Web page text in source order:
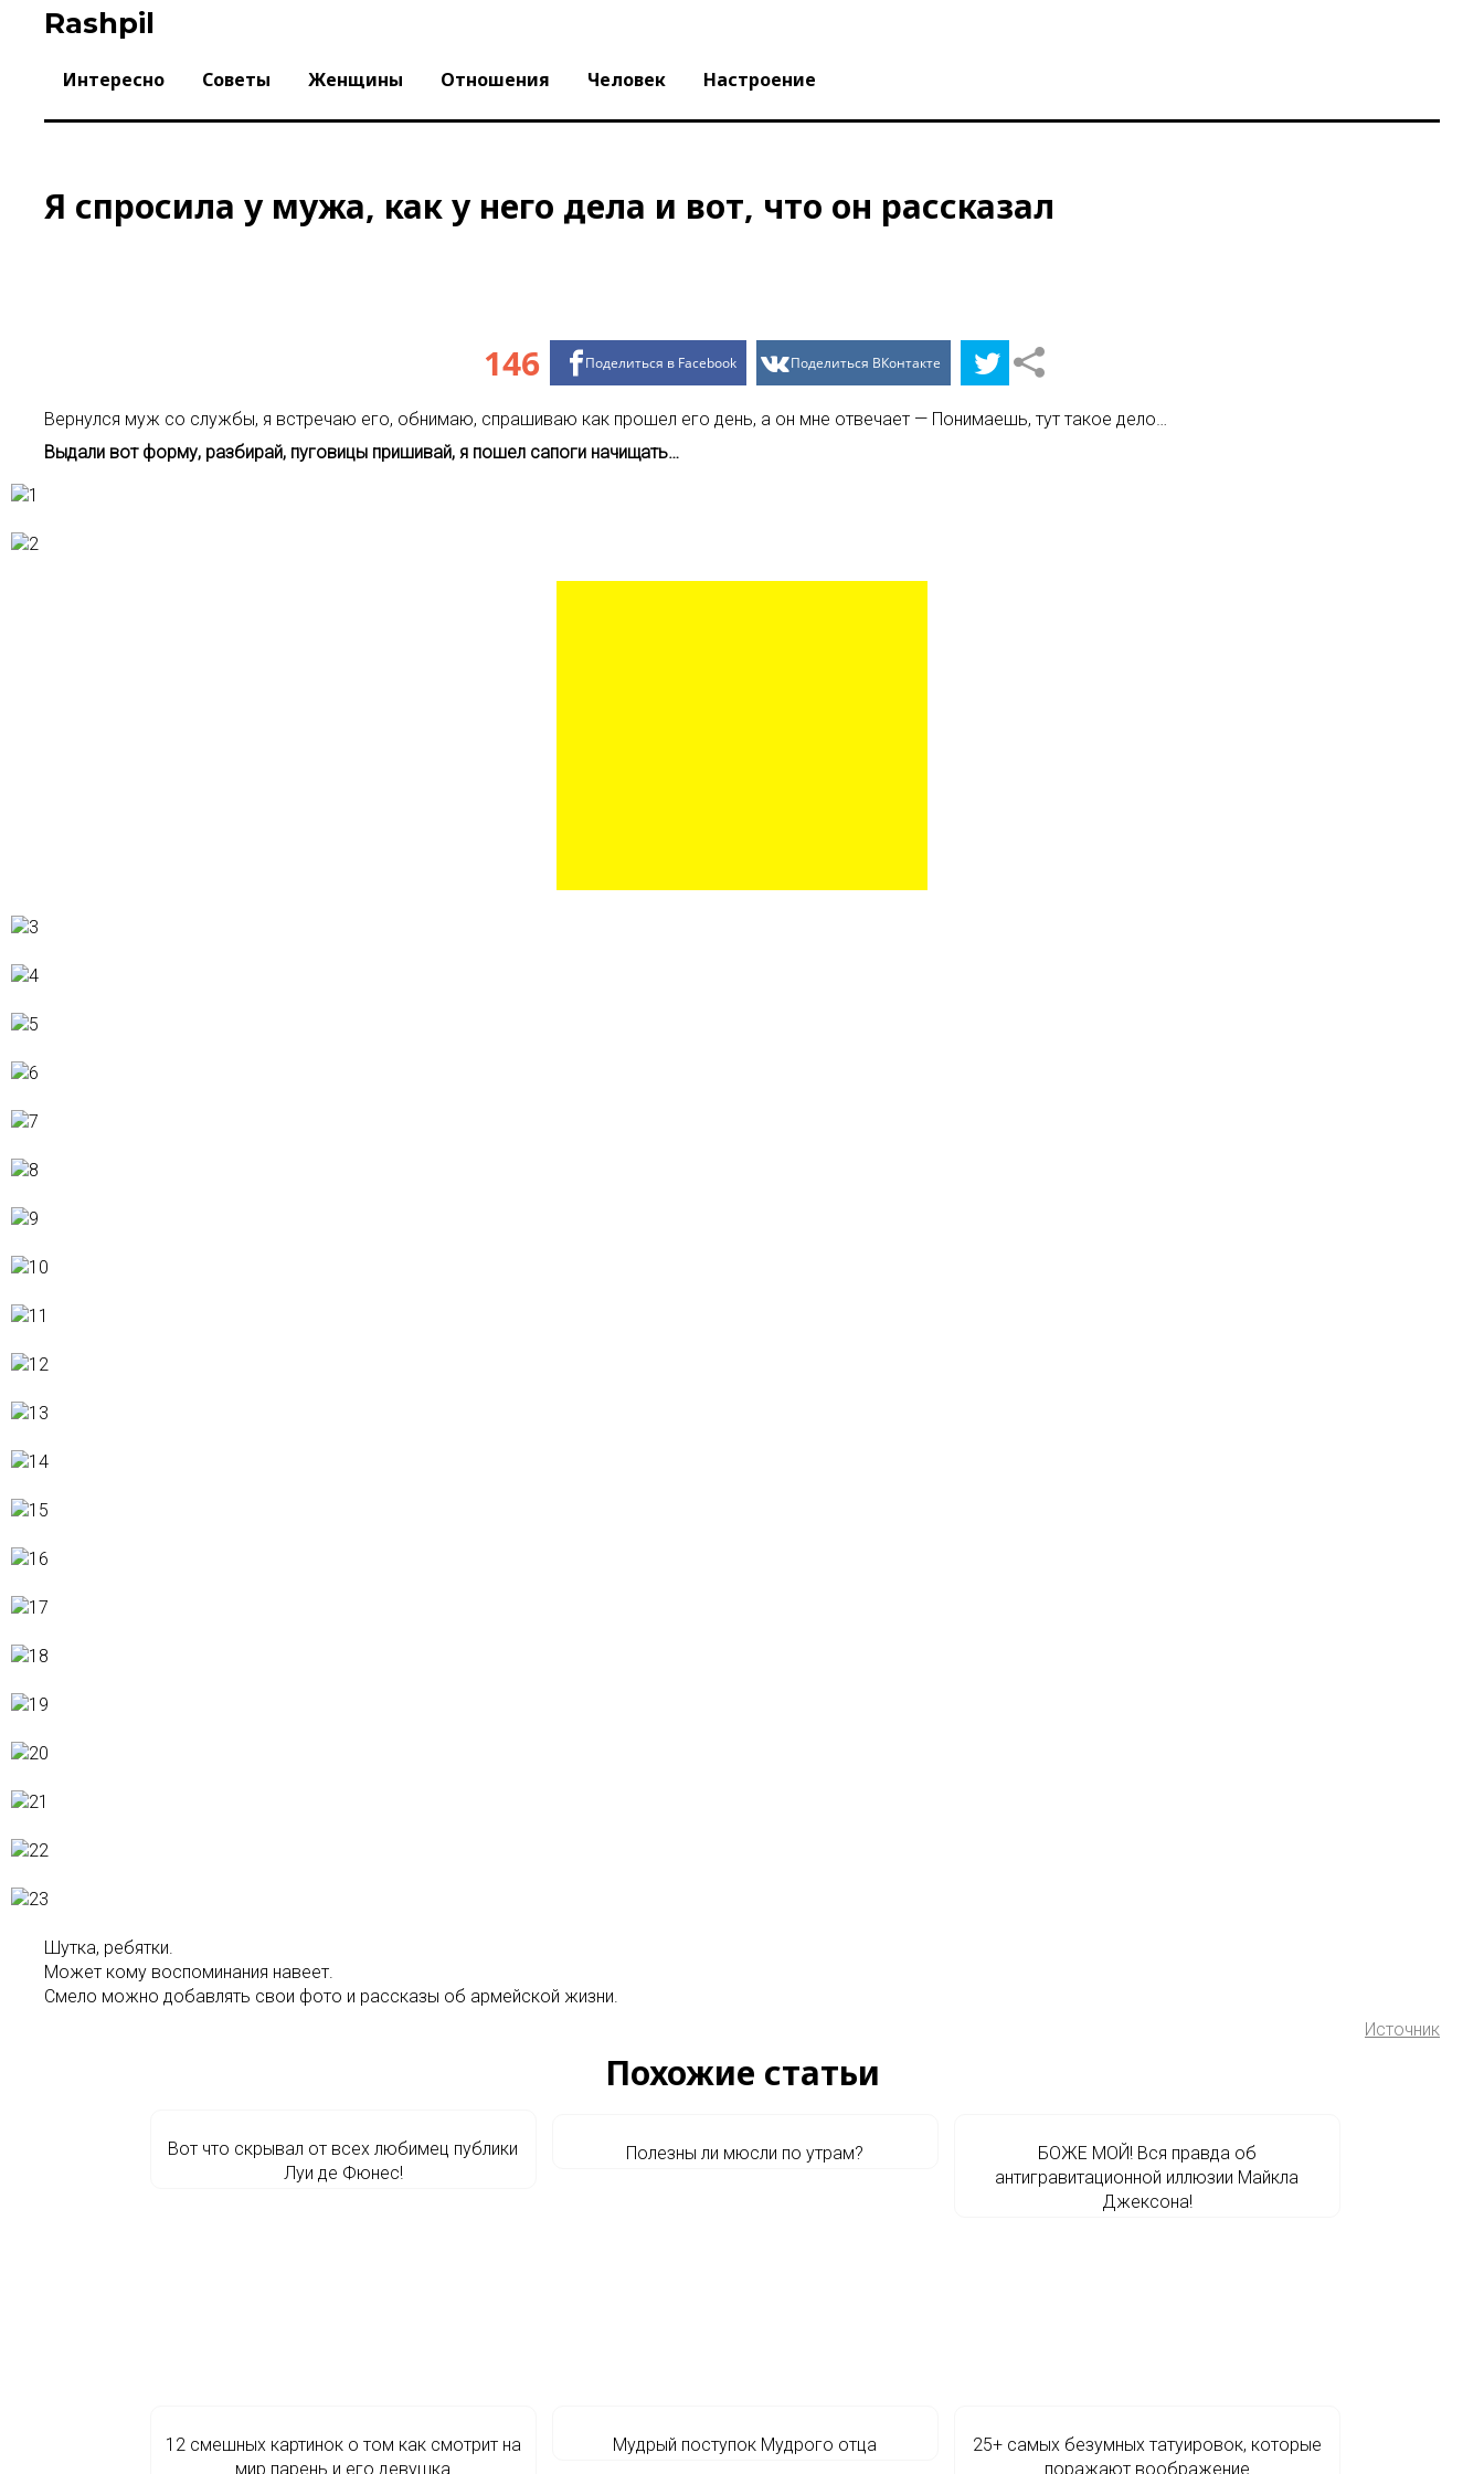
Rashpil
Интересно Советы Женщины Отношения Человек Настроение
Я спросила у мужа, как у него дела и вот, что он рассказал
146 Поделиться в Facebook Поделиться ВКонтакте
Вернулся муж со службы, я встречаю его, обнимаю, спрашиваю как прошел его день, а он мне отвечает — Понимаешь, тут такое дело…
Выдали вот форму, разбирай, пуговицы пришивай, я пошел сапоги начищать…
Шутка, ребятки.
Может кому воспоминания навеет.
Смело можно добавлять свои фото и рассказы об армейской жизни.
Источник
Похожие статьи
Вот что скрывал от всех любимец публики
Луи де Фюнес!
Полезны ли мюсли по утрам?
БОЖЕ МОЙ! Вся правда об
антигравитационной иллюзии Майкла
Джексона!
12 смешных картинок о том как смотрит на
мир парень и его девушка
Мудрый поступок Мудрого отца
25+ самых безумных татуировок, которые
поражают воображение